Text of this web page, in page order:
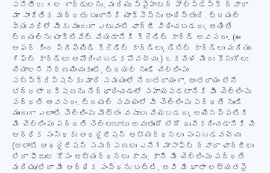
పనితీరు గల గార్డులను, మరియు స్పైహంటర్ హెల్ప్‌డెస్క్ ద్వారా
మా సాంకేతిక మద్దతు బృందానికి యాక్సెస్‌ను అందిస్తుంది. ట్రయల్
వ్యవధిలో మీకు ముందుగా ఎటువంటి ఛార్జీ విధించబడదు, అయితే
ట్రయల్‌ను యాక్టివేట్ చేయడానికి క్రెడిట్ కార్డ్ అవసరం. (ఈ
ఆఫర్ కింద ప్రీపెయిడ్ క్రెడిట్ కార్డ్‌లు, డెబిట్ కార్డ్‌లు మరియు
గిఫ్ట్ కార్డ్‌లు ఆమోదించబడకపోవచ్చు.) ఒకవేళ మీరు కొనుగోలు
చేయాలని నిర్ణయించుకుంటే, ట్రయల్ నుండి చెల్లింపు
సబ్‌స్క్రిప్షన్‌కు మారే సమయంలో నిరంతరాయంగా, అంతరాయం లేని
భద్రతా రక్షణను నిర్ధారించడంలో సహాయపడటానికి మీ చెల్లింపు
పద్ధతి అవసరం. ట్రయల్ సమయంలో మీ చెల్లింపు పద్ధతి నుండి
ముందుగా ఎలాంటి చెల్లింపు మొత్తం వసూలు చేయబడదు, అయినప్పటికీ
మీ చెల్లింపు పద్ధతి చెల్లుబాటు అవుతుందో లేదో ధృవీకరించడానికి మీ
ఆర్థిక సంస్థకు ఆథరైజేషన్ అభ్యర్థనలు పంపబడవచ్చు
(అలాంటి ఆథరైజేషన్ సమర్పణలు ఎనిగ్మాసాఫ్ట్ ద్వారా ఛార్జీలు
లేదా ఫీజుల కోసం అభ్యర్థనలు కావు, కానీ మీ చెల్లింపు పద్ధతి
మరియు/లేదా మీ ఆర్థిక సంస్థను బట్టి, అవి మీ ఖాతా లభ్యతపై